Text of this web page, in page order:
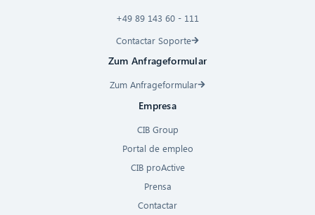
+49 89 143 60 - 111
Contactar Soporte
Zum Anfrageformular
Zum Anfrageformular
Empresa
CIB Group
Portal de empleo
CIB proActive
Prensa
Contactar